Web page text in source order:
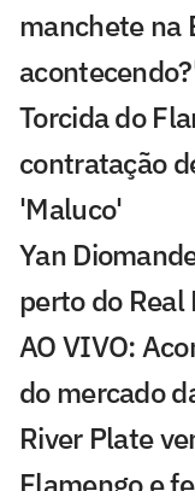
manchete na
Torcida do
contratação
'Maluco'
Yan
perto do Real
AO VIVO:
do mercado
River Plate